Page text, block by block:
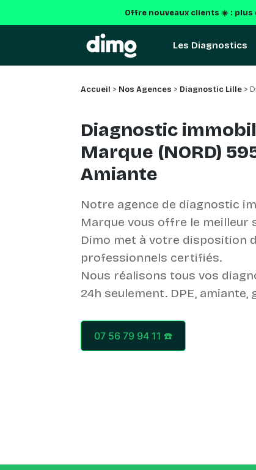
Offre nouveaux clients ☀️ : plus
Les Diagnostics
Accueil > Nos Agences > Diagnostic Lille>
Diagnostic
Marque (NORD)
Amiante
Notre agence de diagnostic
Marque vous offre le meilleur
Dimo met à votre disposition
professionnels certifiés.
Nous réalisons tous vos
07 56 79 94 11 ☎️